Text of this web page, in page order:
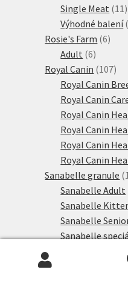
Single Meat 11 11
Výhodné balení
Rosie's Farm 66
Adult 66
produktů
Royal Canin 107107
Royal Canin
Royal Canin
Royal Canin
Royal Canin
Royal Canin
Royal Canin
Sanabelle granule
Sanabelle Adult
Sanabelle
Sanabelle
Sanabelle
Schesir
produktů
Simpsons Premium